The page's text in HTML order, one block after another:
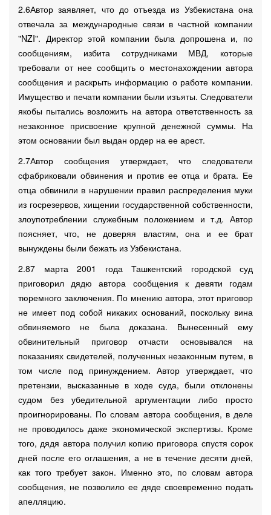
2.6Автор заявляет, что до отъезда из Узбекистана она
отвечала за международные связи в частной компании
"NZI". Директор этой компании была допрошена и, по
сообщениям, избита сотрудниками МВД, которые
требовали от нее сообщить о местонахождении автора
сообщения и раскрыть информацию о работе компании.
Имущество и печати компании были изъяты. Следователи
якобы пытались возложить на автора ответственность за
незаконное присвоение крупной денежной суммы. На
этом основании был выдан ордер на ее арест.
2.7Автор сообщения утверждает, что следователи
сфабриковали обвинения и против ее отца и брата. Ее
отца обвинили в нарушении правил распределения муки
из госрезервов, хищении государственной собственности,
злоупотреблении служебным положением и т.д. Автор
поясняет, что, не доверяя властям, она и ее брат
вынуждены были бежать из Узбекистана.
2.87 марта 2001 года Ташкентский городской суд
приговорил дядю автора сообщения к девяти годам
тюремного заключения. По мнению автора, этот приговор
не имеет под собой никаких оснований, поскольку вина
обвиняемого не была доказана. Вынесенный ему
обвинительный приговор отчасти основывался на
показаниях свидетелей, полученных незаконным путем, в
том числе под принуждением. Автор утверждает, что
претензии, высказанные в ходе суда, были отклонены
судом без убедительной аргументации либо просто
проигнорированы. По словам автора сообщения, в деле
не проводилось даже экономической экспертизы. Кроме
того, дядя автора получил копию приговора спустя сорок
дней после его оглашения, а не в течение десяти дней,
как того требует закон. Именно это, по словам автора
сообщения, не позволило ее дяде своевременно подать
апелляцию.